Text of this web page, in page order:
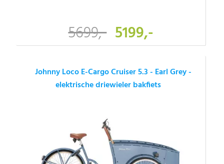
5699,- 5199,-
Johnny Loco E-Cargo Cruiser 5.3 - Earl Grey -
elektrische driewieler bakfiets